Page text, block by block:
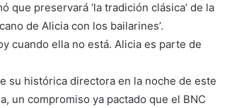
que preservará ‘la tradición clásica’ de la
de Alicia con los bailarines’.
cuando ella no está. Alicia es parte de
su histórica directora en la noche de este
un compromiso ya pactado que el BNC